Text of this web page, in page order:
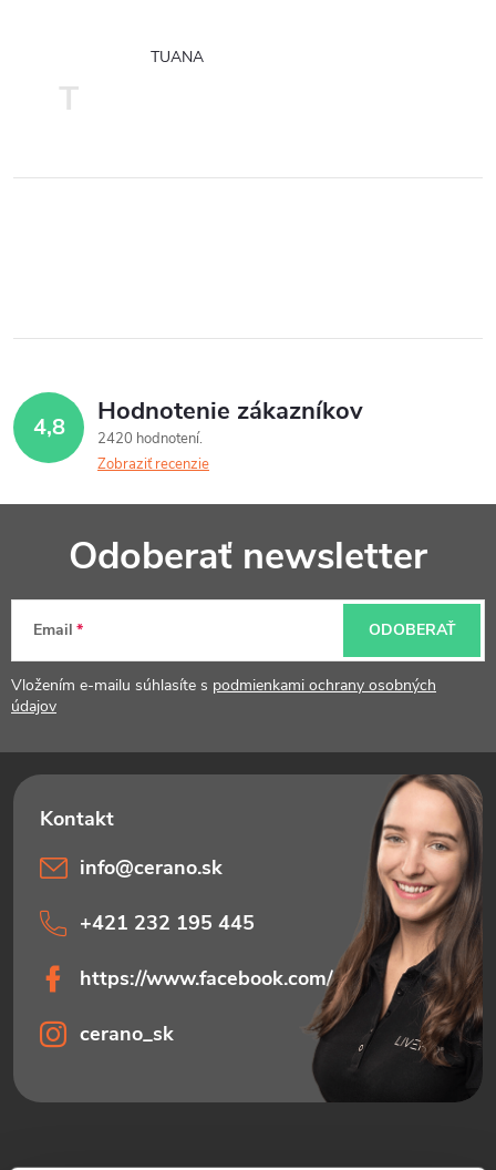
T
TUANA
4,8 Hodnotenie zákazníkov
2420 hodnotení
Zobraziť recenzie
p
ä
i
e
Odoberať newsletter
Email
Vložením e-mailu súhlasíte s podmienkami ochrany osobných
údajov
ODOBERAŤ
info@cerano.sk
+421 232 195 445
https://www.facebook.com/ceranosk
cerano_sk